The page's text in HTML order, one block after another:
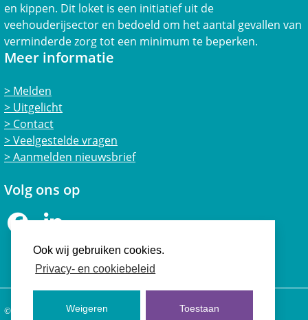
Ook wij gebruiken cookies.
Privacy- en cookiebeleid
Weigeren Toestaan
en kippen. Dit loket is een initiatief uit de
veehouderijsector en bedoeld om het aantal gevallen van
verminderde zorg tot een minimum te beperken.
Meer informatie
Melden
Uitgelicht
Contact
Veelgestelde vragen
Aanmelden nieuwsbrief
Volg ons op
FacebookLinkedIn
© 2026 Vertrouwensloket Welzijn Landbouwhuisdieren